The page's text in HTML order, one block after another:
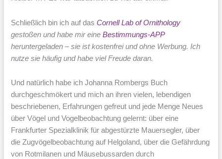
Schließlich bin ich auf dasCornell Lab of Ornithology
gestoßen und habe mir eineBestimmungs-APP
heruntergeladen – sie ist kostenfrei und ohne Werbung. Ich
nutze sie häufig und habe viel Freude daran.
Und natürlich habe ich Johanna Rombergs Buch
durchgeschmökert und mich an ihren vielen, lebendigen
beschriebenen, Erfahrungen gefreut und jede Menge Neues
über Vögel und Vogelbeobachtung gelernt: über eine
Frankfurter Spezialklinik für abgestürzte Mauersegler, über
die Zugvögelbeobachtung auf Helgoland, über die Gefährdung
von Rotmilanen und Mäusebussarden durch